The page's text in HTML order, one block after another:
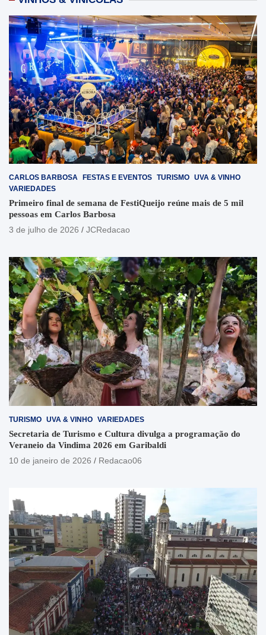
CARLOS BARBOSA FESTAS E EVENTOS TURISMO UVA & VINHO
VARIEDADES
Primeiro final de semana de FestiQueijo reúne mais de 5 mil
pessoas em Carlos Barbosa
3 de julho de 2026
JCRedacao
TURISMO UVA & VINHO VARIEDADES
Secretaria de Turismo e Cultura divulga a programação do
Veraneio da Vindima 2026 em Garibaldi
10 de janeiro de 2026
Redacao06